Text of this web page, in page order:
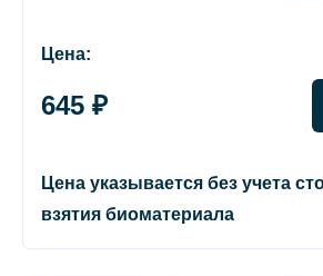
Цена:
645 ₽
Цена указывается без учета
взятия биоматериала